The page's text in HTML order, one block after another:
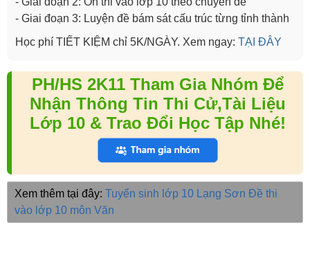
- Giai đoạn 3: Luyện đề bám sát cấu trúc từng tỉnh thành
Học phí TIẾT KIỆM chỉ 5K/NGÀY. Xem ngay: TẠI ĐÂY
PH/HS 2K11 Tham Gia Nhóm Để
Nhận Thông Tin Thi Cử,Tài Liệu
Lớp 10 & Trao Đổi Học Tập Nhé!
Xem thêm tại đây: Tuyển sinh lớp 10 Lạng Sơn Đề thi
vào lớp 10 môn Văn